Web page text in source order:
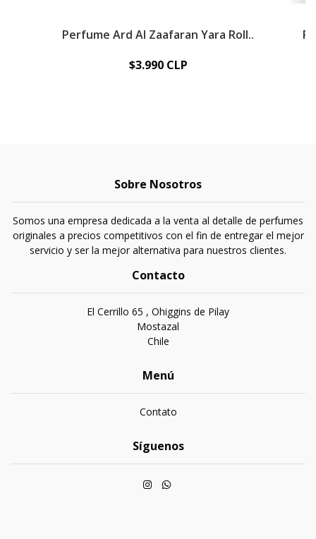
Perfume Ard Al Zaafaran Yara Roll..
$3.990 CLP
Sobre Nosotros
Somos una empresa dedicada a la venta al detalle de perfumes
originales a precios competitivos con el fin de entregar el mejor
servicio y ser la mejor alternativa para nuestros clientes.
Contacto
El Cerrillo 65 , Ohiggins de Pilay
Mostazal
Chile
Menú
Contato
Síguenos